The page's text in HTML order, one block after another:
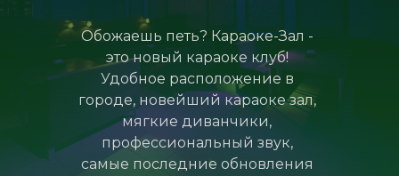
Обожаешь петь? Караоке-Зал -
это новый караоке клуб!
Удобное расположение в
городе, новейший караоке зал,
мягкие диванчики,
профессиональный звук,
самые последние обновления